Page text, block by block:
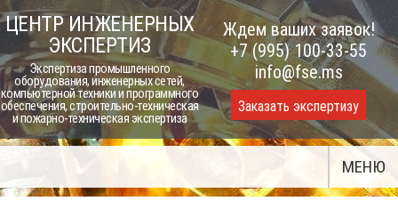
Skip
to
content
ЦЕНТР ИНЖЕНЕРНЫХ
ЭКСПЕРТИЗ
Экспертиза промышленного
оборудования, инженерных сетей,
компьютерной техники и программного
обеспечения, строительно-техническая
и пожарно-техническая экспертиза
Ждем ваших заявок!
+7 (995) 100-33-55
info@fse.ms
Заказать экспертизу
МЕНЮ